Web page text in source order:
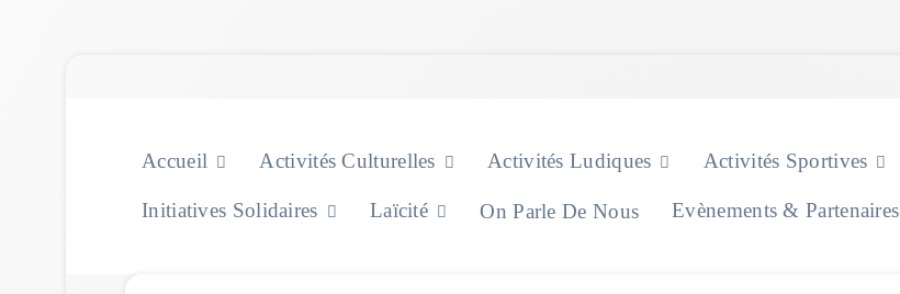
Accueil Activités Culturelles Activités Ludiques Activités Sportives
Initiatives Solidaires Laïcité On Parle De Nous Evènements & Partenaires